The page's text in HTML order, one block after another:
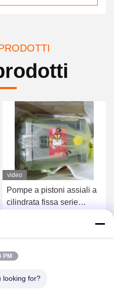
video
NZD12KXX-S Pompa
assiale ad spostamento
variabile altamente
affidabile R902037088
PM
looking for?